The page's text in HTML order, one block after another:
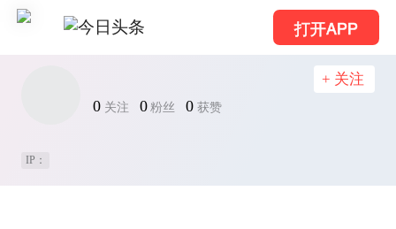
打开APP
0 关注 0 粉丝 0 获赞
+ 关注
IP：